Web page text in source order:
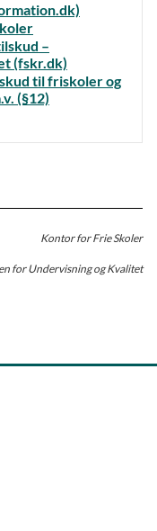
–
(fskr.dk)
til friskoler og
(§12)
Kontor for Frie Skoler
for Undervisning og Kvalitet